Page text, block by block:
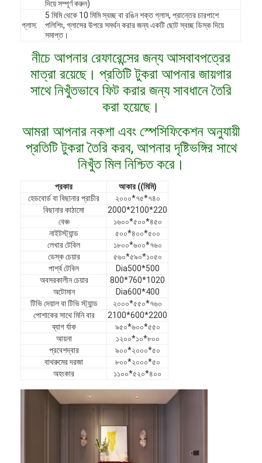
বাড়ি
ভিআর শো
আমাদের সম্পর্কে
কারখানা পরিদর্শন
গুণমান নিয়ন্ত্রণ
আমাদের সাথে যোগাযোগ
মামলা
সাধারণ জিজ্ঞাস্য
দিয়ে সম্পূর্ণ করুন)
গ্লাস:
5 মিমি থেকে 10 মিমি স্বচ্ছ বা রঙিন শক্ত গ্লাস, প্রান্তের চারপাশে
পলিশিং, গ্লাসের উপরে সমর্থন করার জন্য একটি ছোট স্বচ্ছ ডিস্ক দিয়ে
সমাপ্ত।
নীচে আপনার রেফারেন্সের জন্য আসবাবপত্রের
মাত্রা রয়েছে। প্রতিটি টুকরা আপনার জায়গার
সাথে নিখুঁতভাবে ফিট করার জন্য সাবধানে তৈরি
করা হয়েছে।
আমরা আপনার নকশা এবং স্পেসিফিকেশন অনুযায়ী
প্রতিটি টুকরা তৈরি করব, আপনার দৃষ্টিভঙ্গির সাথে
নিখুঁত মিল নিশ্চিত করে।
প্রকার
আকার ((মিমি)
হেডবোর্ড বা বিছানার প্রাচীর
২০০০*৭৫*৭৪০
বিছানার কাঠামো
2000*2100*220
বেঞ্চ
১৬০০*৫০০*৪৫০
নাইটস্ট্যান্ড
৫০০*৪০০*৫০০
লেখার টেবিল
১৮০০*৬০০*৭৬০
ডেস্ক চেয়ার
৫৬০*৫৯০*১০৫০
পার্শ্ব টেবিল
Dia500*500
অবসরকালীন চেয়ার
800*760*1020
অটোমান
Dia600*400
টিভি দেয়াল বা টিভি স্ট্যান্ড
২০০০*৫৫০*৭৬০
পোশাকের সাথে মিনি বার
2100*600*2200
ব্যাগ র্যাক
৯৫০*৬০০*৫৫০
আয়না
১২০০*১০*৮০০
প্রবেশদ্বার
৯০০*২০০০*৫০
বাথরুমের দরজা
৮০০*২০০০*৫০
অহংকার
১১০০*৫২০*৪০০